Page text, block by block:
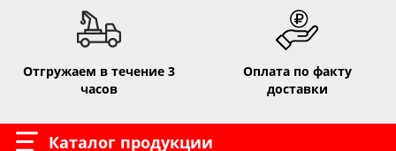
Отгружаем в течение 3
часов
Оплата по факту
доставки
Каталог продукции